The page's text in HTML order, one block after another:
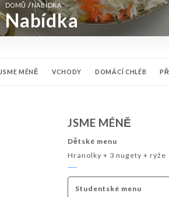
DOMŮ / NABÍDKA
Nabídka
JSME MÉNĚ VCHODY DOMÁCÍ CHLÉB
NEALKOHOLICKÝ KOKTEJL TEPLÉ NÁPOJE
JSME MÉNĚ
Dětské menu
Hranolky + 3 nugety + rýže
Studentské menu